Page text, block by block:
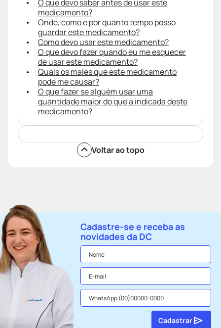
O que devo saber antes de usar este
medicamento?
Onde, como e por quanto tempo posso
guardar este medicamento?
Como devo usar este medicamento?
O que devo fazer quando eu me esquecer
de usar este medicamento?
Quais os males que este medicamento
pode me causar?
O que fazer se alguém usar uma
quantidade maior do que a indicada deste
medicamento?
Voltar ao topo
Cadastre-se e receba as
novidades da DC
Cadastrar